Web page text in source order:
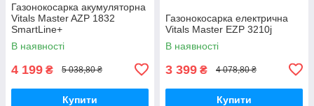
Газонокосарка акумуляторна
Vitals Master AZP 1832
SmartLine+
В наявності
4 199 ₴ 5 038,80 ₴
Купити
Газонокосарка електрична
Vitals Master EZP 3210j
В наявності
3 399 ₴ 4 078,80 ₴
Купити